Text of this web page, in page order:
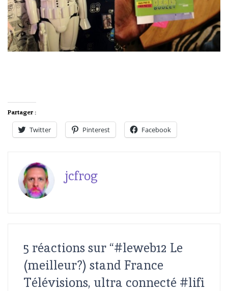
Partager :
Twitter Pinterest Facebook
jcfrog
5 réactions sur “#leweb12 Le
(meilleur?) stand France
Télévisions, ultra connecté #lifi